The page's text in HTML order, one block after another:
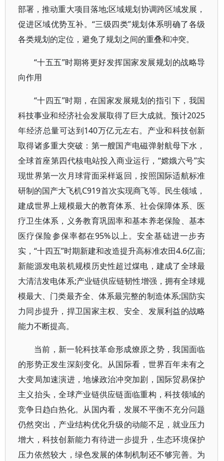
部署，推动重大项目落地;区域规划协调跨区域发展，
促进区域优势互补。“三级四类”规划体系明确了各级
各类规划的定位，避免了规划之间的重叠和冲突。
“十五五”时期将更好发挥国家发展规划的战略导
向作用
“十四五”时期，在国家发展规划的指引下，我国
科技事业和经济社会发展取得了巨大成就。预计2025
年经济总量可达到140万亿元左右。产业和科技创新
取得诸多重大突破：第一艘国产电磁弹射航母下水，
全球首座第四代核电站投入商业运行，“嫦娥六号”实
现世界第一次月球背面采样返回，按照国际适航标准
研制的国产大飞机C919首次实现商飞等。民生领域，
建成世界上规模最大的教育体系、社会保障体系、医
疗卫生体系，义务教育巩固率和基本养老保险、基本
医疗保险参保率都在95%以上。安全基础进一步夯
实，“十四五”时期新建和改造提升高标准农田4.6亿亩;
新能源发电装机规模历史性超过煤电，建成了全球最
大清洁发电体系;产业链供应链韧性增强，拥有全球规
模最大、门类最齐全、体系最完整的制造体系;国防实
力同步提升，捍卫国家主权、安全、发展利益的战略
能力不断提高。
当前，新一轮科技革命形成燎原之势，我国面临
的形势正发生深刻变化。从国际看，世界百年未有之
大变局加速演进，地缘政治冲突加剧，国际贸易保护
主义抬头，全球产业链供应链面临重构，科技领域的
竞争日趋白热化。从国内看，发展不平衡不充分问题
仍然突出，产业结构优化升级的动能不足，就业压力
增大，科技创新能力有待进一步提升，生态环境保护
压力依然较大，绿色发展的体制机制还不够完善。为